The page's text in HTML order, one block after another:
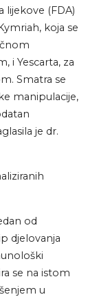
lijekove (FDA)
koja se
i Yescarta, za
Smatra se
manipulacije,
je dr.
od
djelovanja
se na istom
u